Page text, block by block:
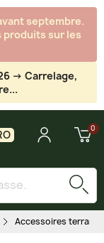
septembre.
produits sur les
-> Carrelage,
Accessoires